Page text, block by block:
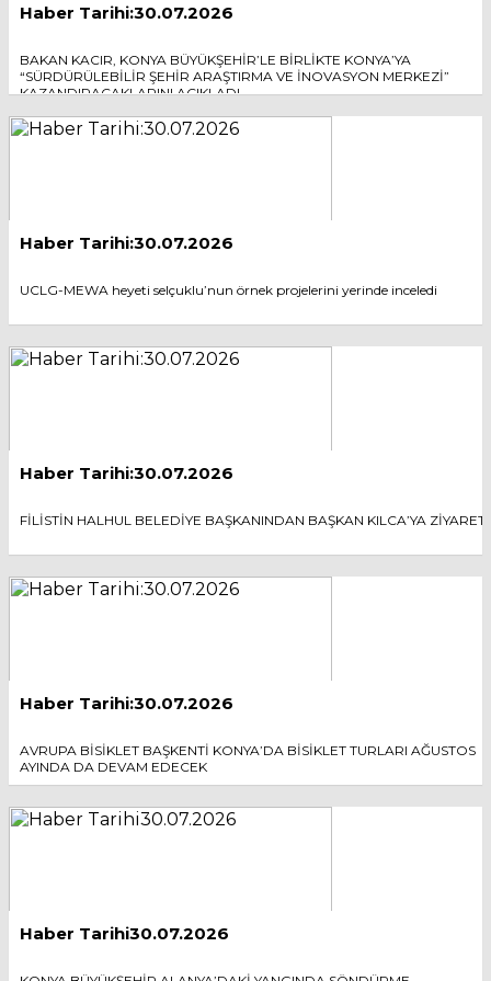
Haber Tarihi:30.07.2026
BAKAN KACIR, KONYA BÜYÜKŞEHİR’LE BİRLİKTE KONYA’YA
“SÜRDÜRÜLEBİLİR ŞEHİR ARAŞTIRMA VE İNOVASYON MERKEZİ”
KAZANDIRACAKLARINI AÇIKLADI
Haber Tarihi:30.07.2026
UCLG-MEWA heyeti selçuklu’nun örnek projelerini yerinde inceledi
Haber Tarihi:30.07.2026
FİLİSTİN HALHUL BELEDİYE BAŞKANINDAN BAŞKAN KILCA’YA ZİYARET
Haber Tarihi:30.07.2026
AVRUPA BİSİKLET BAŞKENTİ KONYA’DA BİSİKLET TURLARI AĞUSTOS
AYINDA DA DEVAM EDECEK
Haber Tarihi30.07.2026